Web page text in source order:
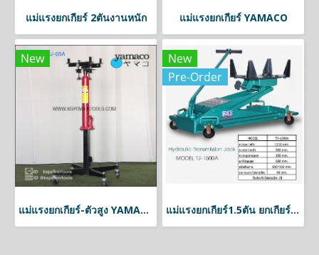
แม่แรงยกเกียร์ 2ตันงานหนัก แม่แรงยกเกียร์ YAMACO
New
แม่แรงยกเกียร์-ตัวสูง YAMACO
New
Pre-Order
แม่แรงยกเกียร์1.5ตัน ยกเกียร์รถบรรทุก